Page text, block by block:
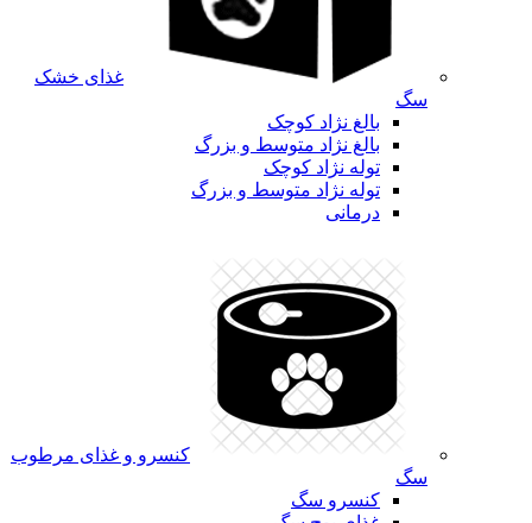
غذای خشک
سگ
بالغ نژاد کوچک
بالغ نژاد متوسط و بزرگ
توله نژاد کوچک
توله نژاد متوسط و بزرگ
درمانی
کنسرو و غذای مرطوب
سگ
کنسرو سگ